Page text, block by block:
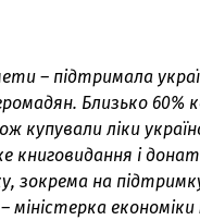
– підтримала
Близько 60%
купували ліки
книговидання і
зокрема на
міністерка економіки